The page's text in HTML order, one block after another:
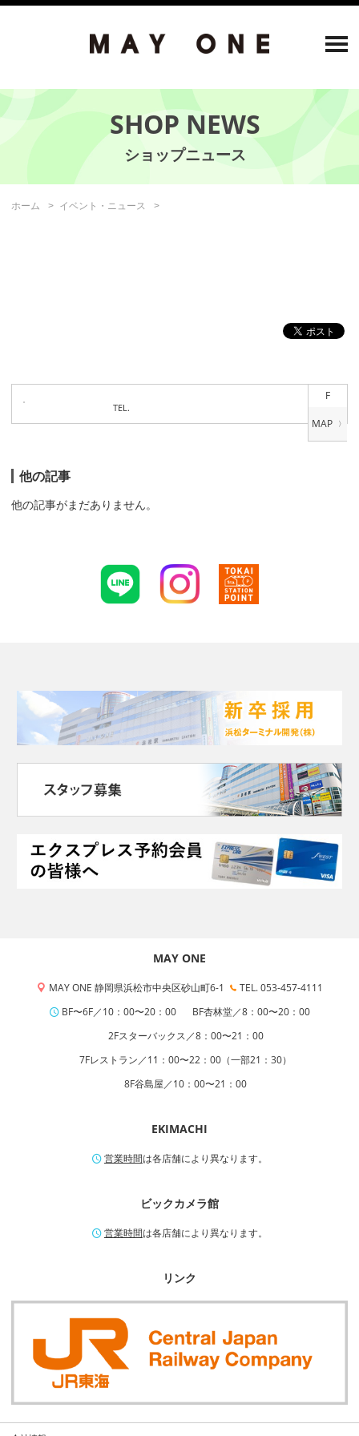
SHOP NEWS
ホーム イベント・ニュース
F
TEL.
他の記事
他の記事がまだありません。
MAY ONE
MAY ONE 静岡県浜松市中央区砂山町6-1
TEL. 053-457-4111
BF〜6F／10：00〜20：00
BF杏林堂／8：00〜20：00
2Fスターバックス／8：00〜21：00
7Fレストラン／11：00〜22：00（一部21：30）
8F谷島屋／10：00〜21：00
EKIMACHI
営業時間は各店舗により異なります。
ビックカメラ館
営業時間は各店舗により異なります。
リンク